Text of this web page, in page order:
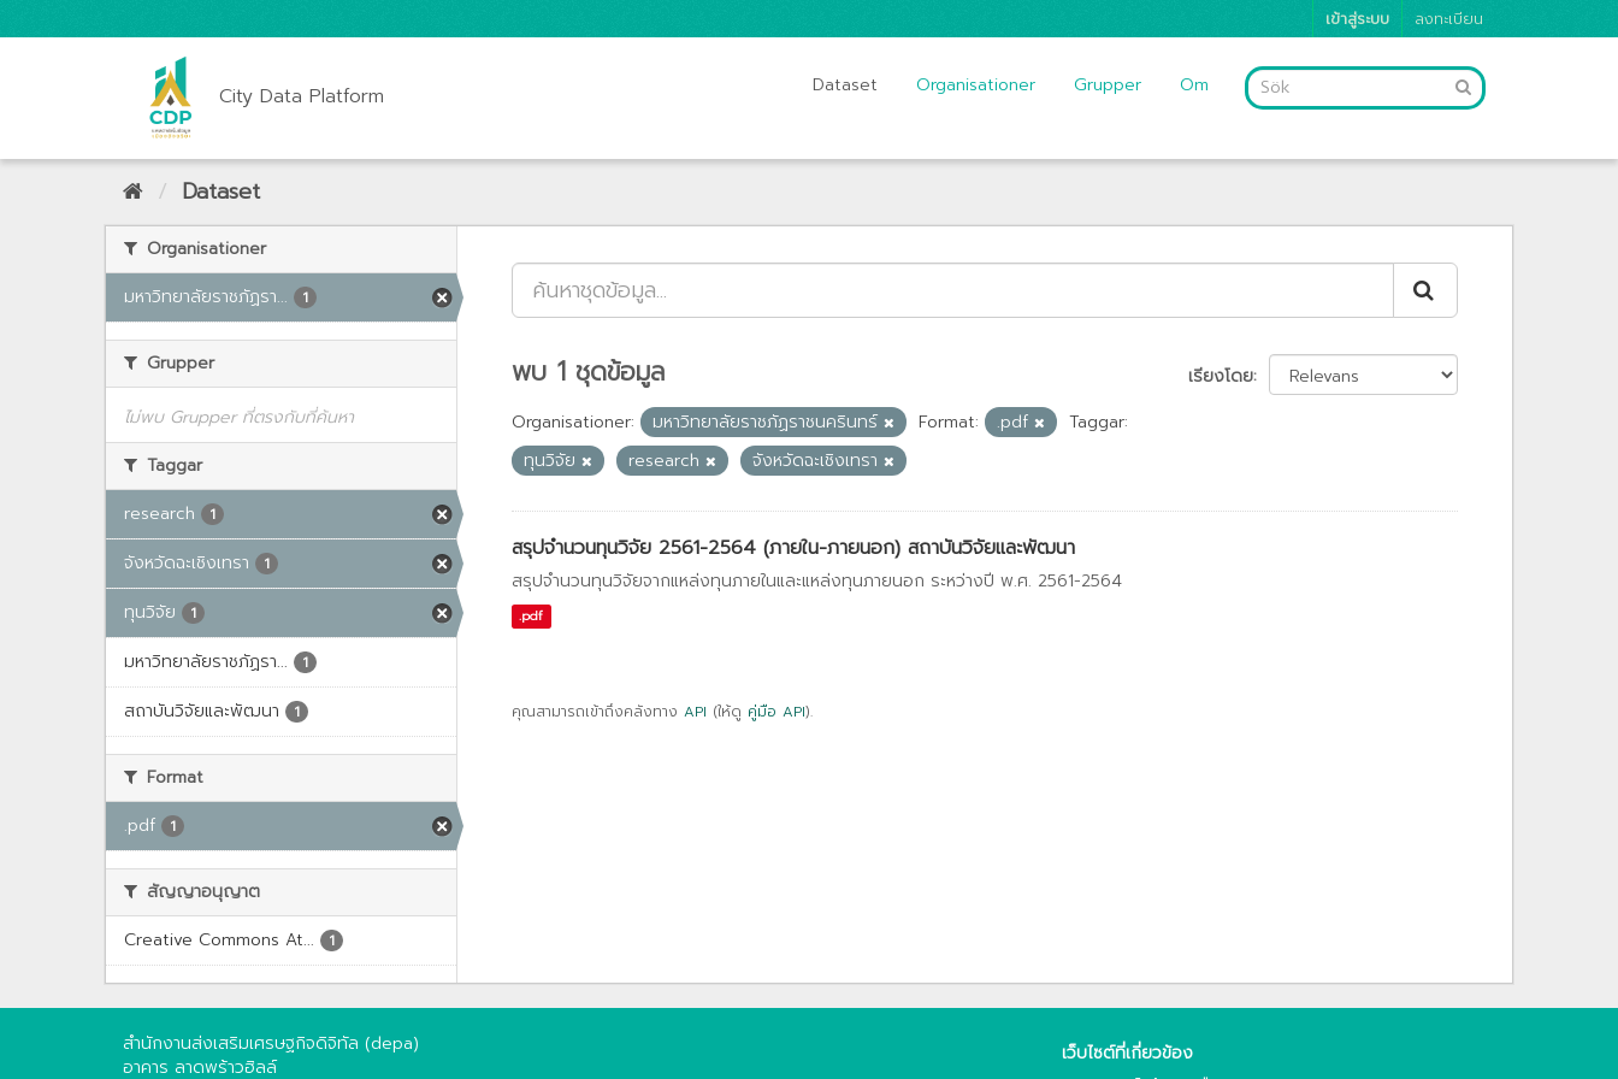
เข้าสู่ระบบ ลงทะเบียน
City Data Platform Dataset Organisationer Grupper Om
Dataset
Organisationer
มหาวิทยาลัยราชภัฏรา...
1
Grupper
ไม่พบ Grupper ที่ตรงกับที่ค้นหา
Taggar
research
1
จังหวัดฉะเชิงเทรา 1
ทุนวิจัย 1
มหาวิทยาลัยราชภัฏรา... 1
สถาบันวิจัยและพัฒนา 1
Format
.pdf
1
สัญญาอนุญาต
Creative Commons At...
1
เรียงโดย
พบ 1 ชุดข้อมูล
Organisationer: มหาวิทยาลัยราชภัฏราชนครินทร์ Format: .pdf
Taggar:
ทุนวิจัย
research จังหวัดฉะเชิงเทรา
สรุปจำนวนทุนวิจัย 2561-2564 (ภายใน-ภายนอก) สถาบันวิจัยและพัฒนา
สรุปจำนวนทุนวิจัยจากแหล่งทุนภายในและแหล่งทุนภายนอก ระหว่างปี พ.ศ. 2561-2564
.pdf
คุณสามารถเข้าถึงคลังทาง API (ให้ดู คู่มือ API).
สำนักงานส่งเสริมเศรษฐกิจดิจิทัล (depa)
อาคาร ลาดพร้าวฮิลล์
เว็บไซต์ที่เกี่ยวข้อง